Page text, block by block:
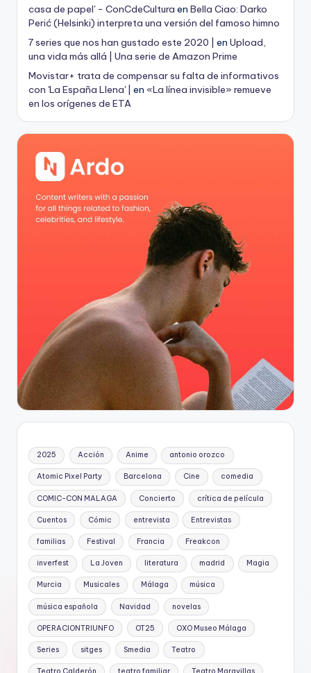
casa de papel' - ConCdeCultura en Bella Ciao: Darko
Perić (Helsinki) interpreta una versión del famoso himno
7 series que nos han gustado este 2020 |
en Upload,
una vida más allá | Una serie de Amazon Prime
Movistar+ trata de compensar su falta de informativos
con 'La España Llena' | en «La línea invisible» remueve
en los orígenes de ETA
2025 Acción Anime antonio orozco
Atomic Pixel Party Barcelona Cine comedia
COMIC-CON MALAGA Concierto crítica de película
Cuentos Cómic entrevista Entrevistas
familias Festival Francia Freakcon
inverfest La Joven literatura madrid Magia
Murcia Musicales Málaga música
música española Navidad novelas
OPERACIONTRIUNFO OT25 OXO Museo Málaga
Series sitges Smedia Teatro